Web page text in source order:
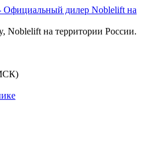
Noblelift на территории России.